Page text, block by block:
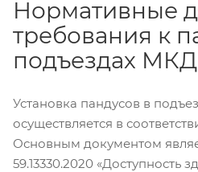
Нормативные
требования к
подъездах МКД
Установка пандусов в
осуществляется в
Основным документом
59.13330.2020 «Доступность